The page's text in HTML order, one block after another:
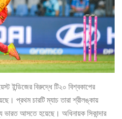
ইন্ডিজের বিরুদ্ধে টি২০ বিশ্বকাপের
প্রথম চারটি ম্যাচ তারা শ্রীলঙ্কায়
আসতে হয়েছে। অধিনায়ক সিকান্দার